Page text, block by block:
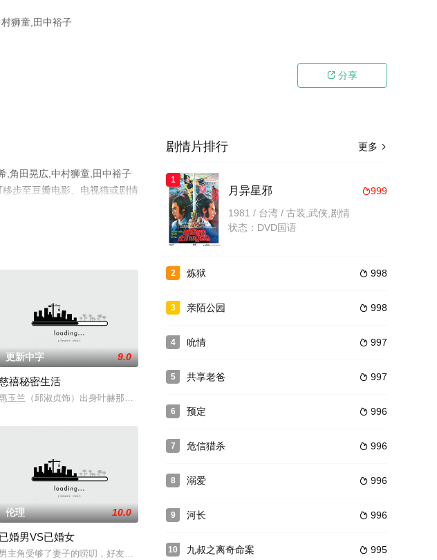
狮童,田中裕子
 分享
,角田晃広,中村狮童,田中裕子
步至豆瓣电影、电视猫或剧情
沾染着爱慕虚荣的毛病。适逢假日，裕美和好友野田知佐（希良
。 寻找能够满足自己的性感派的蔡妍，朋友西亚 介绍自己的无业游民丈夫， 和丈夫不同味道的朋
，两个室友举行了欢迎会。酒席正在进行，室友中年龄大的娜娜奇怪地抚摸着喝醉睡着的另一个室友的身
更新中字 9.0
禧秘密生活
玉兰（邱淑贞饰）出身叶赫那拉氏名门，得蒙圣恩入宫选为秀女。奶妈为其求签，却被算命先生占卜出此
begins
리서로 바꿔요-独家高清首发稀缺资源
伦理 10.0
已婚男VS已婚女
男主角受够了妻子的唠叨，好友则为他介绍了另一个女人，男主角有了新的目标，殊不知自己的妻子却被好友
更多 
剧情片排行
1
999
月异星邪
1981 / 台湾 / 古装,武侠,剧情
状态：DVD国语
2  998
炼狱
3  998
亲陌公园
4  997
吮情
5  997
共享老爸
6  996
预定
7  996
危信猎杀
8  996
溺爱
9  996
河长
10  995
九叔之离奇命案